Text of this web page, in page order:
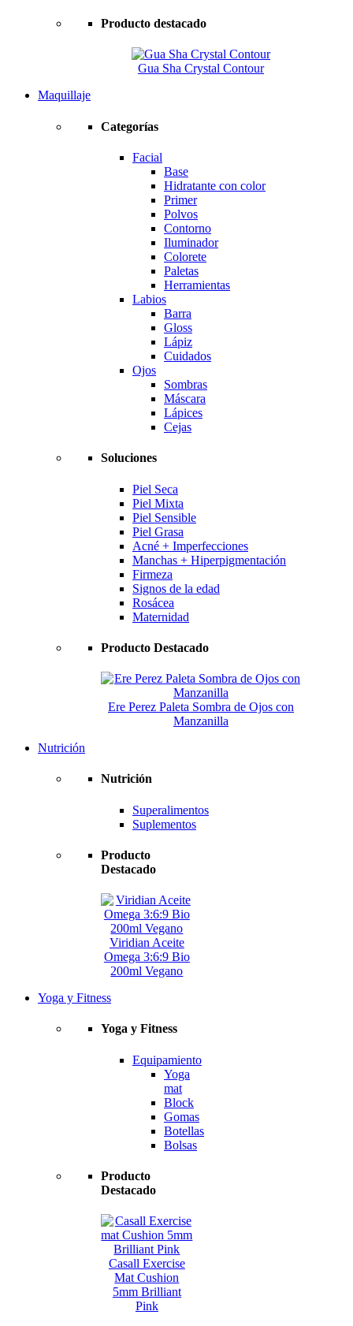
Producto destacado
Gua Sha Crystal Contour
Maquillaje
Categorías
Facial
Base
Hidratante con color
Primer
Polvos
Contorno
Iluminador
Colorete
Paletas
Herramientas
Labios
Barra
Gloss
Lápiz
Cuidados
Ojos
Sombras
Máscara
Lápices
Cejas
Soluciones
Piel Seca
Piel Mixta
Piel Sensible
Piel Grasa
Acné + Imperfecciones
Manchas + Hiperpigmentación
Firmeza
Signos de la edad
Rosácea
Maternidad
Producto Destacado
Ere Perez Paleta Sombra de Ojos con
Manzanilla
Nutrición
Nutrición
Superalimentos
Suplementos
Producto
Destacado
Viridian Aceite
Omega 3:6:9 Bio
200ml Vegano
Yoga y Fitness
Yoga y Fitness
Equipamiento
Yoga
mat
Block
Gomas
Botellas
Bolsas
Producto
Destacado
Casall Exercise
Mat Cushion
5mm Brilliant
Pink